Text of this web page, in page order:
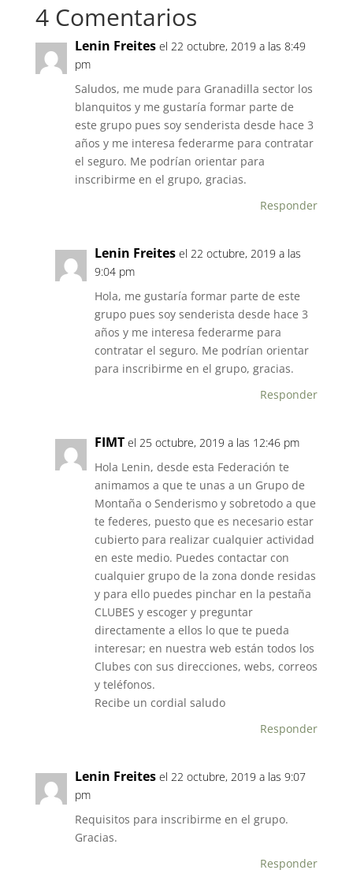
b
o
o
k
A
p
4 Comentarios
Lenin Freites el 22 octubre, 2019 a las 8:49
pm
Saludos, me mude para Granadilla sector los
blanquitos y me gustaría formar parte de
este grupo pues soy senderista desde hace 3
años y me interesa federarme para contratar
el seguro. Me podrían orientar para
inscribirme en el grupo, gracias.
Responder
Lenin Freites el 22 octubre, 2019 a las
9:04 pm
Hola, me gustaría formar parte de este
grupo pues soy senderista desde hace 3
años y me interesa federarme para
contratar el seguro. Me podrían orientar
para inscribirme en el grupo, gracias.
Responder
FIMT el 25 octubre, 2019 a las 12:46 pm
Hola Lenin, desde esta Federación te
animamos a que te unas a un Grupo de
Montaña o Senderismo y sobretodo a que
te federes, puesto que es necesario estar
cubierto para realizar cualquier actividad
en este medio. Puedes contactar con
cualquier grupo de la zona donde residas
y para ello puedes pinchar en la pestaña
CLUBES y escoger y preguntar
directamente a ellos lo que te pueda
interesar; en nuestra web están todos los
Clubes con sus direcciones, webs, correos
y teléfonos.
Recibe un cordial saludo
Responder
Lenin Freites el 22 octubre, 2019 a las 9:07
pm
Requisitos para inscribirme en el grupo.
Gracias.
Responder